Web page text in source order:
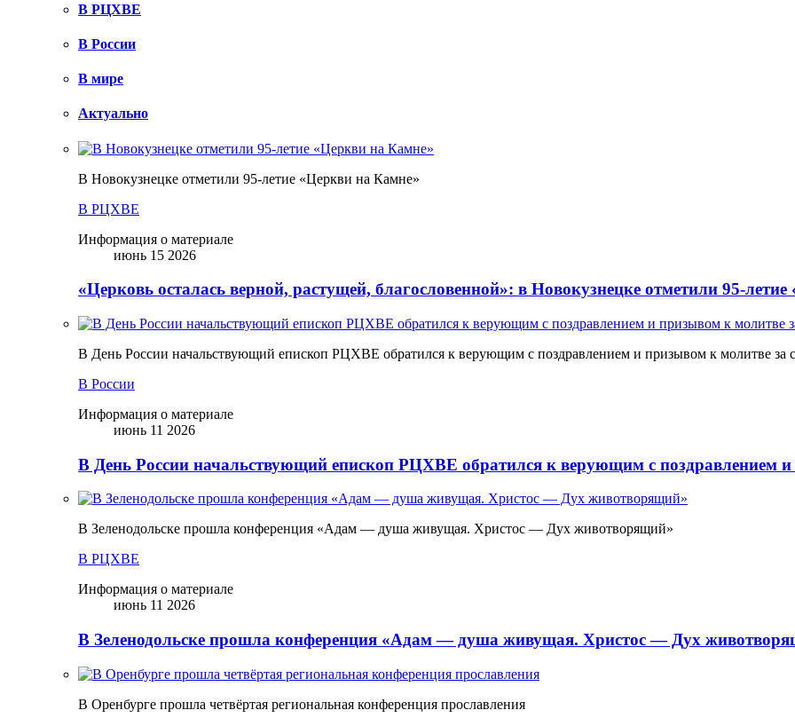
В РЦХВЕ
В России
В мире
Актуально
В Новокузнецке отметили 95-летие «Церкви на Камне»
В РЦХВЕ
Информация о материале
июнь 15 2026
«Церковь осталась верной, растущей, благословенной»: в Новокузнецке отметили 95-
В День России начальствующий епископ РЦХВЕ обратился к верующим с поздравлением и призывом к молитве за
В России
Информация о материале
июнь 11 2026
В День России начальствующий епископ РЦХВЕ обратился к верующим с поздравлением
В Зеленодольске прошла конференция «Адам — душа живущая. Христос — Дух животворящий»
В РЦХВЕ
Информация о материале
июнь 11 2026
В Зеленодольске прошла конференция «Адам — душа живущая. Христос — Дух
В Оренбурге прошла четвёртая региональная конференция прославления